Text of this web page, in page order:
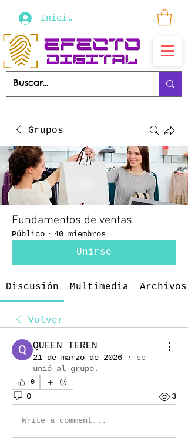
Iniciar sesión
Grupos
Fundamentos de ventas
Público · 40 miembros
Unirse
Discusión Multimedia Archivos
Volver
QUEEN TEREN
21 de marzo de 2026 · se
unió al grupo.
0
0 3
Write a comment...